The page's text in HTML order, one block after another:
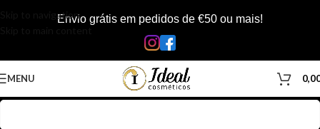
Skip to navigationEnvio grátis em pedidos de €50 ou mais!
MENU